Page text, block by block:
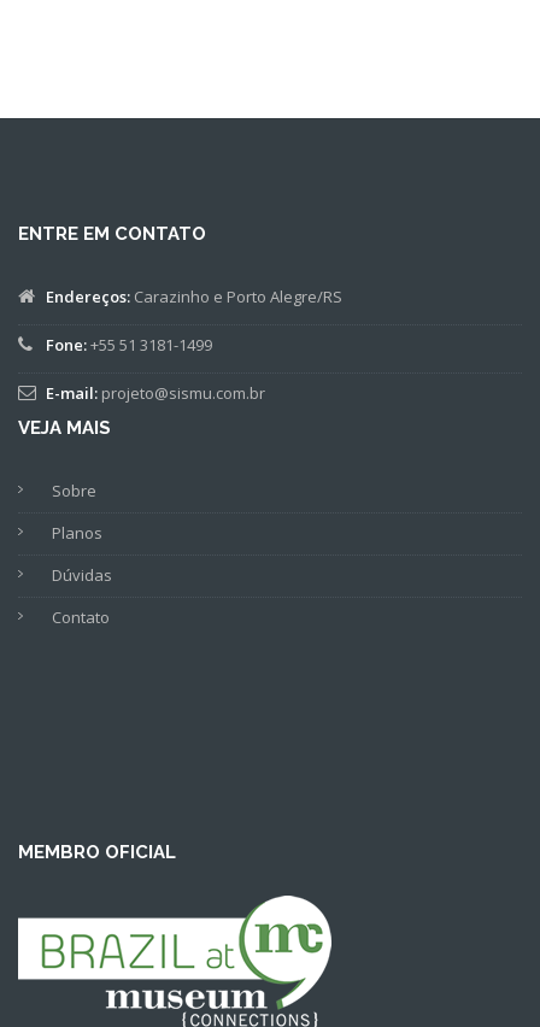
ENTRE EM CONTATO
Endereços: Carazinho e Porto Alegre/RS
Fone:+55 51 3181-1499
E-mail: projeto@sismu.com.br
VEJA MAIS
Sobre
Planos
Dúvidas
Contato
MEMBRO OFICIAL